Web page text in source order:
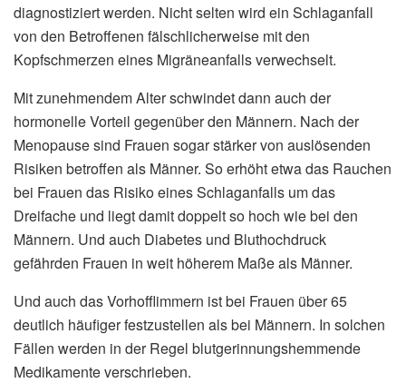
diagnostiziert werden. Nicht selten wird ein Schlaganfall
von den Betroffenen fälschlicherweise mit den
Kopfschmerzen eines Migräneanfalls verwechselt.
Mit zunehmendem Alter schwindet dann auch der
hormonelle Vorteil gegenüber den Männern. Nach der
Menopause sind Frauen sogar stärker von auslösenden
Risiken betroffen als Männer. So erhöht etwa das Rauchen
bei Frauen das Risiko eines Schlaganfalls um das
Dreifache und liegt damit doppelt so hoch wie bei den
Männern. Und auch Diabetes und Bluthochdruck
gefährden Frauen in weit höherem Maße als Männer.
Und auch das Vorhofflimmern ist bei Frauen über 65
deutlich häufiger festzustellen als bei Männern. In solchen
Fällen werden in der Regel blutgerinnungshemmende
Medikamente verschrieben.